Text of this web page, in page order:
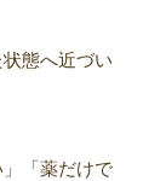
態へ近づい
」「薬だけで